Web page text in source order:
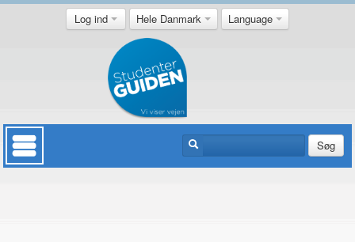
Log ind Hele Danmark Language
Søg